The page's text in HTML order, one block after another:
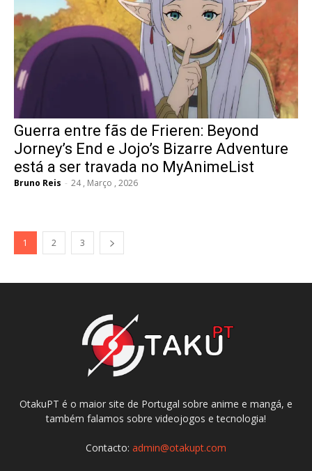
Guerra entre fãs de Frieren: Beyond
Jorney’s End e Jojo’s Bizarre Adventure
está a ser travada no MyAnimeList
Bruno Reis - 24 , Março , 2026
1 2 3
OtakuPT é o maior site de Portugal sobre anime e mangá, e
também falamos sobre videojogos e tecnologia!
Contacto: admin@otakupt.com